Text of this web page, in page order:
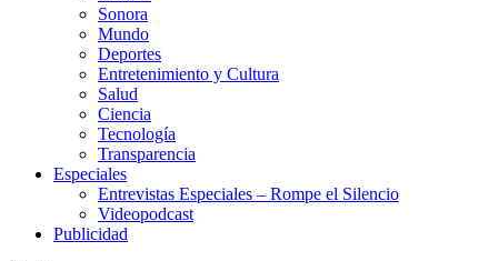
Sonora
Mundo
Deportes
Entretenimiento y Cultura
Salud
Ciencia
Tecnología
Transparencia
Especiales
Entrevistas Especiales – Rompe el Silencio
Videopodcast
Publicidad